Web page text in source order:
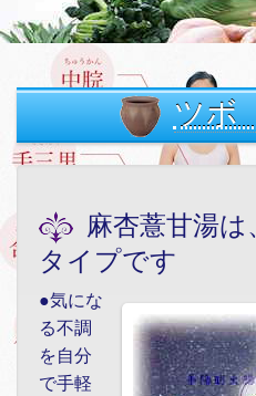
ツボ
麻杏薏甘湯は
タイプです
●気にな
る不調
を自分
で手軽